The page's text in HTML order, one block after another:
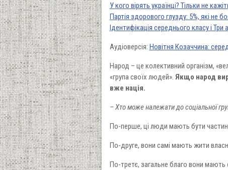
У кого вірять українці? Тільки не
Партія здорового глузду: 5%, які не
Ідентифікація середнього класу і Три
Аудіоверсія: Новітня Козаччина:
Народ – це колективний організм,
«група своїх людей». Якщо народ
вже нація.
– Хто може належати до соціальної
По-перше, ці люди мають бути
По-друге, вони самі мають жити
По-третє, загальне благо вони мають